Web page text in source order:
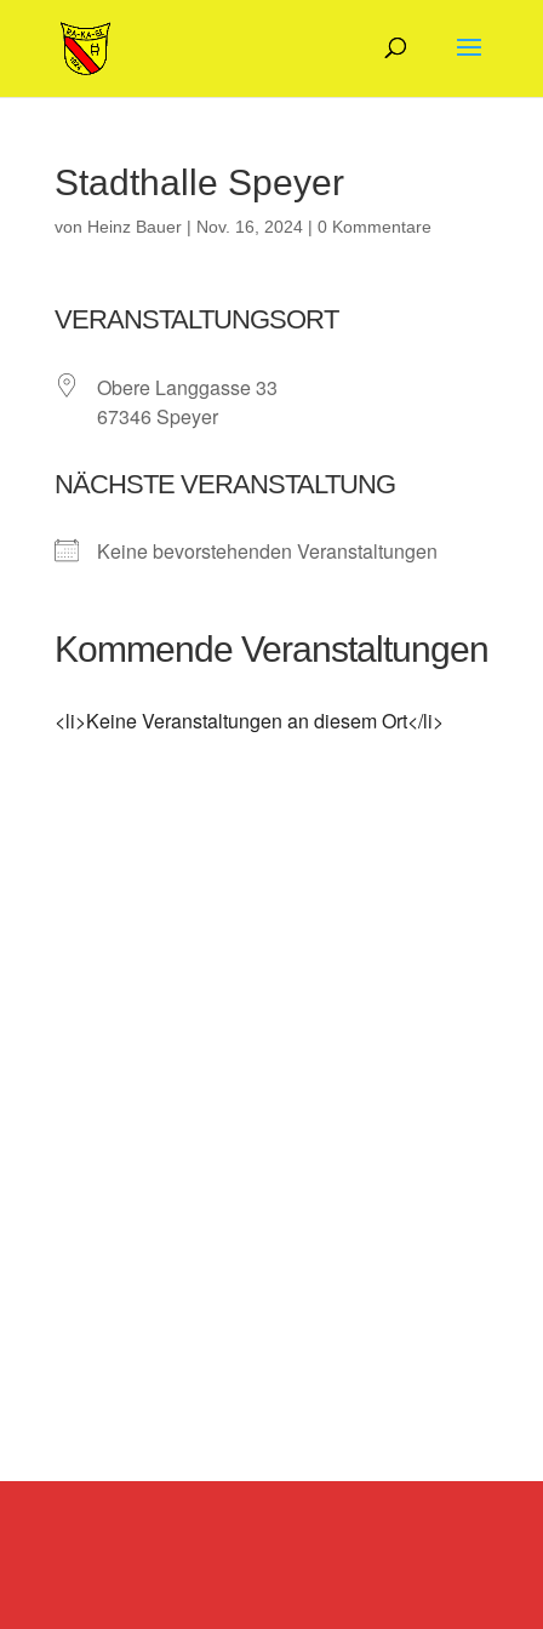
Stadthalle Speyer
von Heinz Bauer| Nov. 16, 2024| 0 Kommentare
VERANSTALTUNGSORT
Obere Langgasse 33
67346 Speyer
NÄCHSTE VERANSTALTUNG
Keine bevorstehenden Veranstaltungen
Kommende Veranstaltungen
<li>Keine Veranstaltungen an diesem Ort</li>